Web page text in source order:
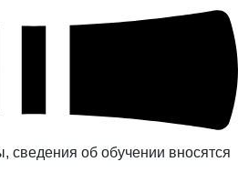
об обучении вносятся